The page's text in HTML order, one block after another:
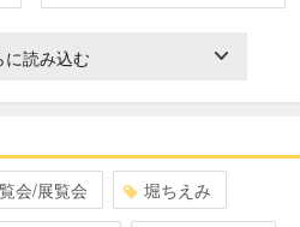
に読み込む
会/展覧会 堀ちえみ